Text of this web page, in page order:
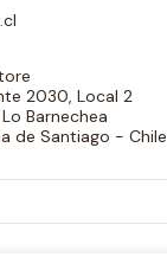
2030, Local 2
Barnechea
de Santiago - Chile